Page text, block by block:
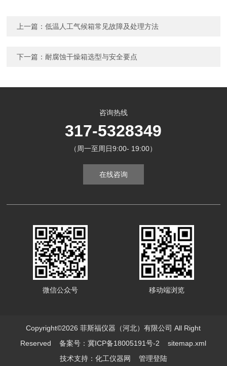
上一篇：低温人工气候箱常见故障及处理方法
下一篇： 耐腐蚀干燥箱选型与安全要点
咨询热线
317-5328349
（周一至周日9:00- 19:00）
在线咨询
微信公众号 移动端浏览
Copyright©2026 菲斯福仪器（河北）有限公司 All Right
Reserved备案号：冀ICP备18005191号-2
sitemap.xml
技术支持： 化工仪器网 管理登陆